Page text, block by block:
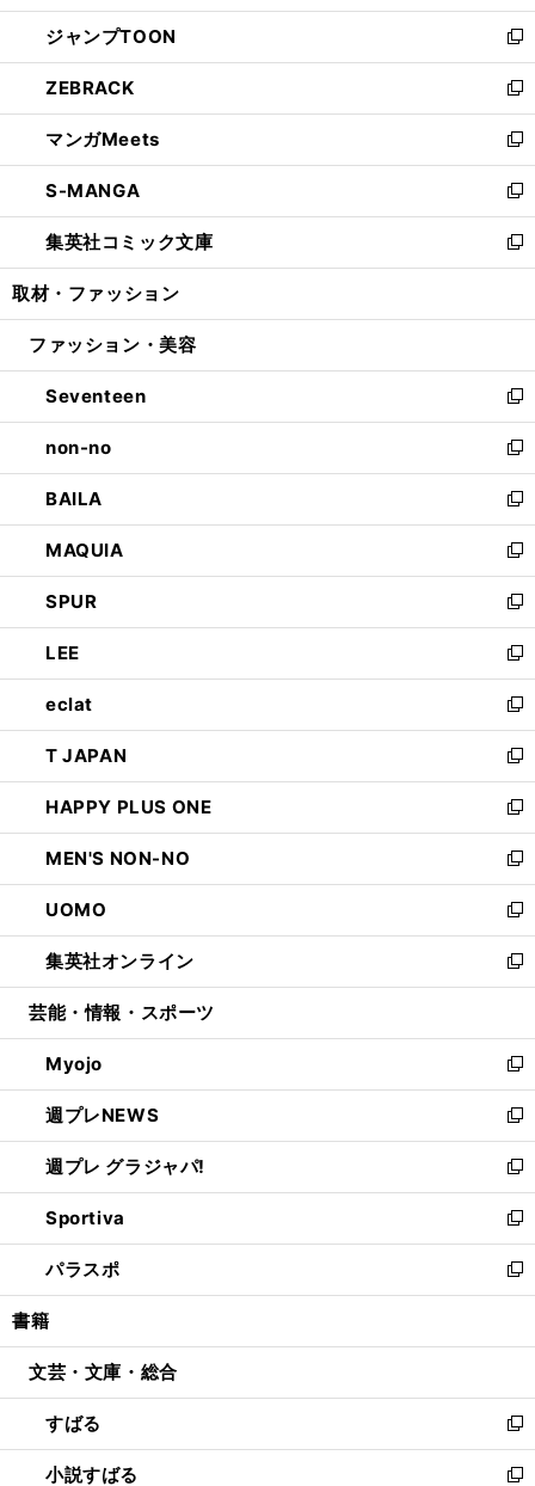
開
く
ウ
で
開
く
ン
ド
ウ
で
開
く
ウ
ィ
ン
ド
ウ
で
開
く
し
い
ウ
ィ
ン
ド
ウ
で
開
く
ジャンプTOON
新
し
い
ウ
ィ
ン
ド
ウ
で
開
ZEBRACK
新
し
い
ウ
ィ
ン
ド
ウ
開
マンガMeets
新
し
い
ウ
ィ
ン
ウ
開
く
S-MANGA
新
し
い
ウ
ン
ウ
で
開
く
集英社コミック文庫
新
し
ウ
ン
ド
ウ
で
開
く
取材・ファッション
ファッション・美容
Seventeen
新
し
い
ウ
ィ
ン
ド
ウ
で
開
く
non-no
新
し
い
ウ
ィ
ン
ド
ウ
で
開
く
BAILA
新
し
い
ウ
ィ
ン
ド
ウ
で
開
く
MAQUIA
新
し
い
ウ
ィ
ン
ド
ウ
で
開
く
SPUR
新
し
い
ウ
ィ
ン
ド
ウ
で
開
く
LEE
新
し
い
ウ
ィ
ン
ド
ウ
で
開
く
eclat
新
し
い
ウ
ィ
ン
ド
ウ
で
開
く
T JAPAN
新
し
い
ウ
ィ
ン
ド
ウ
で
開
HAPPY PLUS ONE
新
し
い
ウ
ィ
ン
ド
ウ
開
く
MEN'S NON-NO
新
し
い
ウ
ィ
ン
ウ
で
開
く
UOMO
新
し
い
ウ
ン
ド
ウ
で
開
く
集英社オンライン
新
し
ウ
ィ
ン
ド
ウ
で
開
く
芸能・情報・スポーツ
Myojo
新
し
い
ウ
ィ
ン
ド
ウ
で
開
週プレNEWS
新
し
い
ウ
ィ
ン
ド
ウ
開
週プレ グラジャパ!
新
し
い
ウ
ィ
ン
ウ
開
く
Sportiva
新
し
い
ウ
ン
ウ
で
開
く
パラスポ
新
し
ウ
ン
ド
ウ
で
書籍
文芸・文庫・総合
すばる
新
し
い
小説すばる
新